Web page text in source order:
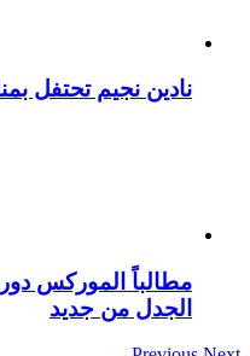
نادين نجيم تحتفل
مطالباً الموركس دور
الجدل من جديد